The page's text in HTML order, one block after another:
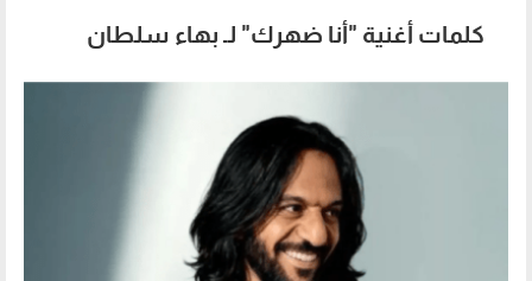
كلمات أغنية "أنا ضهرك" لـ بهاء سلطان